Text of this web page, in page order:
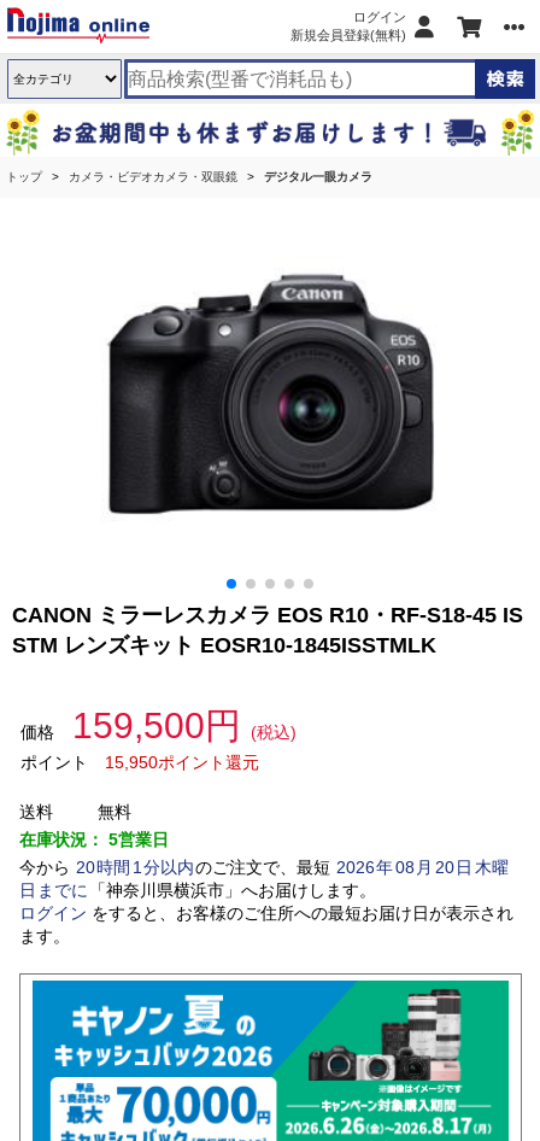
ログイン
新規会員登録(無料)
トップ カメラ・ビデオカメラ・双眼鏡 デジタル一眼カメラ
CANON ミラーレスカメラ EOS R10・RF-S18-45 IS
STM レンズキット EOSR10-1845ISSTMLK
価格 159,500円
(税込)
ポイント
15,950ポイント還元
送料
無料
在庫状況： 5営業日
今から 20時間 1 分以内のご注文で、最短 2026年08 月 20日木曜
日 までに 「神奈川県横浜市」 へお届けします。
ログイン をすると、お客様のご住所への最短お届け日が表示され
ます。